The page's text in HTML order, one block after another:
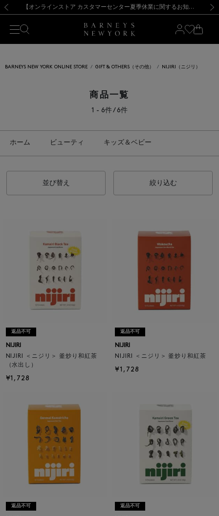
新規登録のお客様も対象！＜MY BARNEYS＞会員のお客様は11,000円（税込）以上のお買上げで常時送料無料！お買い物の際は会員登録を！
【夏季休業に伴う出荷一時停止のお知らせ】(2026.8.7) 【オンラインストア カスタマーセンター夏季休業に関するお知らせ】（2026.8.7）
【夏季休業に伴う返品・交換承り一時停止のお知らせ】（2026.8.5）
熊本県を中心とした地震の影響によるお荷物のお届けについて
【開催中】SUMMER SALEのご案内・ご注意事項 新規登録のお客様も対象！＜MY BARNEYS＞会員のお客様は11,000円（税込）以上のお買上げで常時送料無料！お買い物の際は会員登録を！
【夏季休業に伴う出荷一時停止のお知らせ】(2026.8.7)
BARNEYS NEW YORK ONLINE STORE GIFT & OTHERS（その他） NIJIRI（ニジリ）
商品一覧
1 - 6件 / 6件
ホーム ビューティ キッズ＆ベビー
並び替え 絞り込む
返品不可
NIJIRI
NIJIRI ＜ニジリ＞ 釜炒り和紅茶
（水出し）
¥1,728
返品不可
NIJIRI
NIJIRI ＜ニジリ＞ 釜炒り和紅茶
¥1,728
返品不可 返品不可